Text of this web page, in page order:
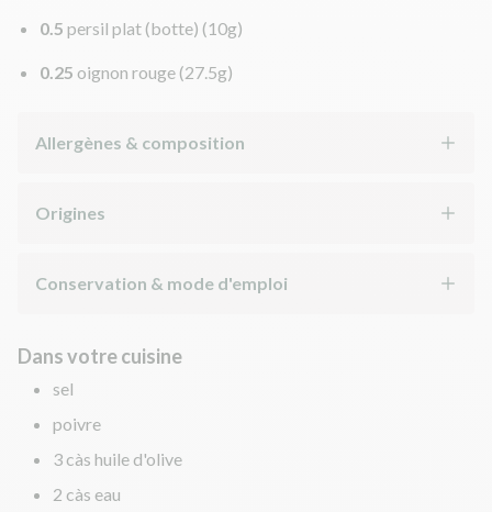
0.5 persil plat (botte) (10g)
0.25 oignon rouge (27.5g)
Allergènes & composition
Origines
Conservation & mode d'emploi
Dans votre cuisine
sel
poivre
3 càs huile d'olive
2 càs eau